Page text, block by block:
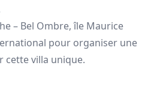
– Bel Ombre, île Maurice
pour organiser une
cette villa unique.